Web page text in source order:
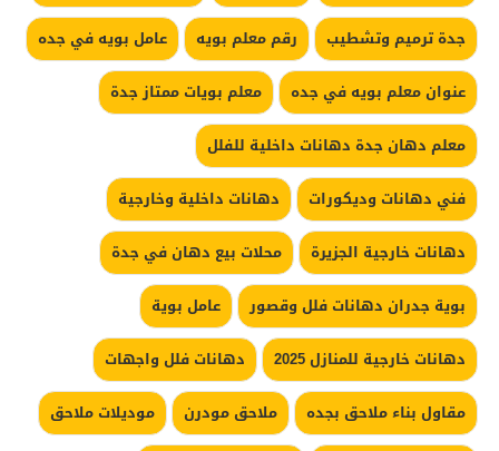
جدة ترميم وتشطيب
رقم معلم بويه
عامل بويه في جده
عنوان معلم بويه في جده
معلم بويات ممتاز جدة
معلم دهان جدة دهانات داخلية للفلل
فني دهانات وديكورات
دهانات داخلية وخارجية
دهانات خارجية الجزيرة
محلات بيع دهان في جدة
بوية جدران دهانات فلل وقصور
عامل بوية
دهانات خارجية للمنازل 2025
دهانات فلل واجهات
مقاول بناء ملاحق بجده
ملاحق مودرن
موديلات ملاحق